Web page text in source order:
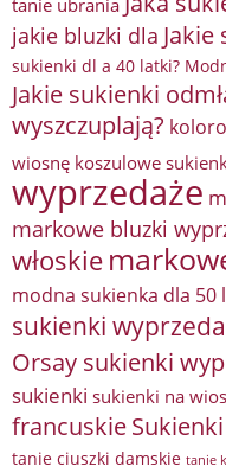
tanie ubrania
jakie bluzki dla
sukienki dl a 40 latki?
Jakie sukienki
wyszczuplają?
wiosnę koszulowe
wyprzedaże
markowe bluzki
włoskie
modna sukienka dla 50
sukienki
Orsay sukienki
sukienki sukienki na
francuskie
tanie ciuszki damskie tanie